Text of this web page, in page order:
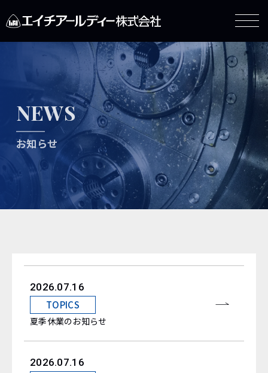
NEWS
お知らせ
2026.07.16
TOPICS
夏季休業のお知らせ
2026.07.16